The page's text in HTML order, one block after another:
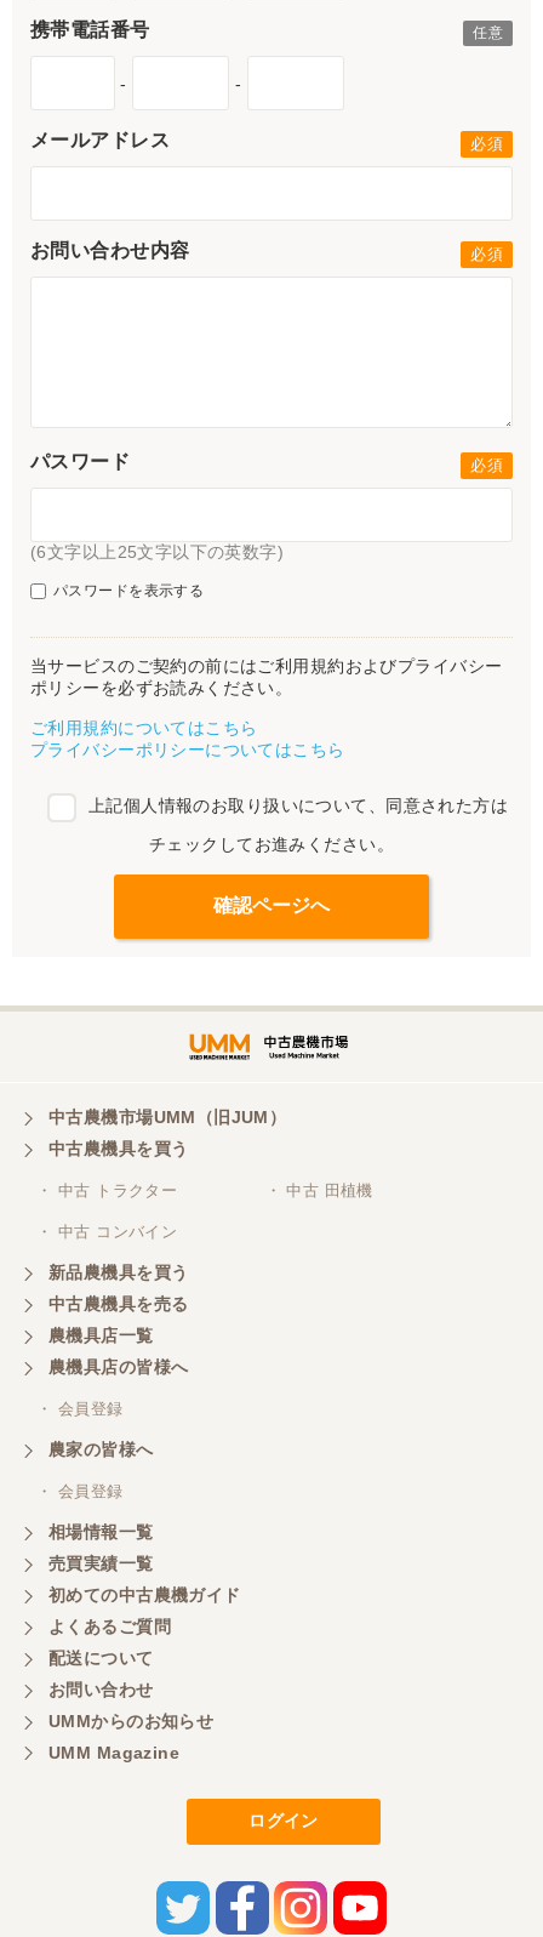
携帯電話番号
- -
メールアドレス
お問い合わせ内容
パスワード
(6文字以上25文字以下の英数字)
パスワードを表示する
当サービスのご契約の前にはご利用規約およびプライバシー
ポリシーを必ずお読みください。
ご利用規約についてはこちら
プライバシーポリシーについてはこちら
上記個人情報のお取り扱いについて、同意された方は
チェックしてお進みください。
中古農機市場UMM（旧JUM）
中古農機具を買う
・ 中古 トラクター ・ 中古 田植機
・ 中古 コンバイン
新品農機具を買う
中古農機具を売る
農機具店一覧
農機具店の皆様へ
・ 会員登録
農家の皆様へ
・ 会員登録
相場情報一覧
売買実績一覧
初めての中古農機ガイド
よくあるご質問
配送について
お問い合わせ
UMMからのお知らせ
UMM Magazine
ログイン